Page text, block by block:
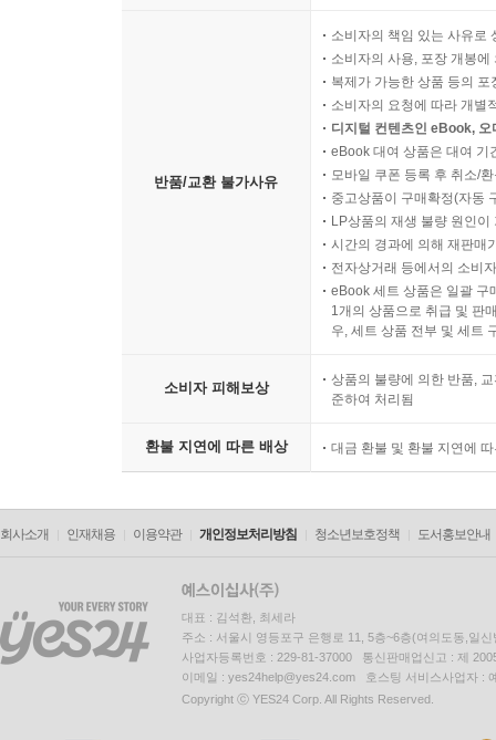
반품/교환 불가사유
소비자의 책임 있는 사유로
소비자의 사용, 포장 개봉
복제가 가능한 상품 등의
소비자의 요청에 따라 개별
디지털 컨텐츠인 eBook,
eBook 대여 상품은 대여 기
모바일 쿠폰 등록 후 취소/
중고상품이 구매확정(자동
LP상품의 재생 불량 원인
시간의 경과에 의해 재판매
전자상거래 등에서의 소비
eBook 세트 상품은 일괄 구
1개의 상품으로 취급 및 판
우, 세트 상품 전부 및 세트
소비자 피해보상
상품의 불량에 의한 반품,
준하여 처리됨
환불 지연에 따른 배상 대금 환불 및 환불 지연에
회사소개 인재채용 이용약관 개인정보처리방침 청소년보호정책 도서홍보안내
대표 : 김석환, 최세라
주소 : 서울시 영등포구 은행로 11, 5층~6층(여의도동,일신
사업자등록번호 : 229-81-37000 통신판매업신고 : 제
이메일 : yes24help@yes24.com 호스팅 서비스사업자 :
Copyright ⓒ YES24 Corp. All Rights Reserved.